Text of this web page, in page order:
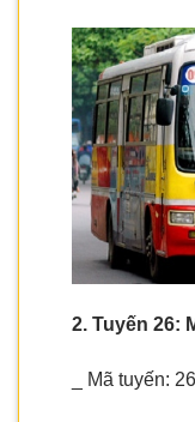
2. Tuyến 26:
_ Mã tuyến: 26